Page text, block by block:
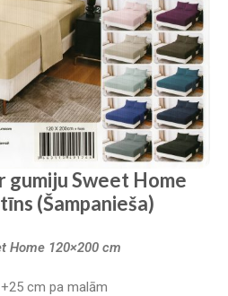
gumiju Sweet Home
(Šampanieša)
Home 120×200 cm
cm pa malām